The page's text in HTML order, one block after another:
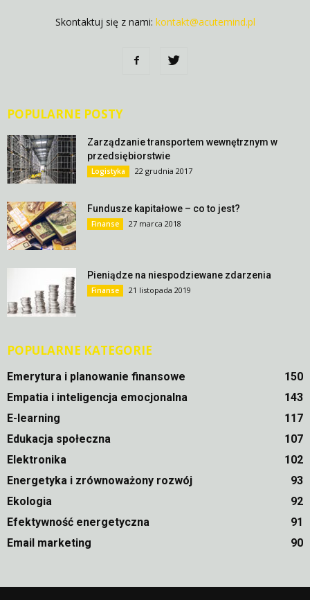
Skontaktuj się z nami: kontakt@acutemind.pl
POPULARNE POSTY
Zarządzanie transportem wewnętrznym w
przedsiębiorstwie
Logistyka 22 grudnia 2017
Fundusze kapitałowe – co to jest?
Finanse 27 marca 2018
Pieniądze na niespodziewane zdarzenia
Finanse 21 listopada 2019
POPULARNE KATEGORIE
Emerytura i planowanie finansowe
150
Empatia i inteligencja emocjonalna
143
E-learning
117
Edukacja społeczna
107
Elektronika
102
Energetyka i zrównoważony rozwój
93
Ekologia
92
Efektywność energetyczna
91
Email marketing
90